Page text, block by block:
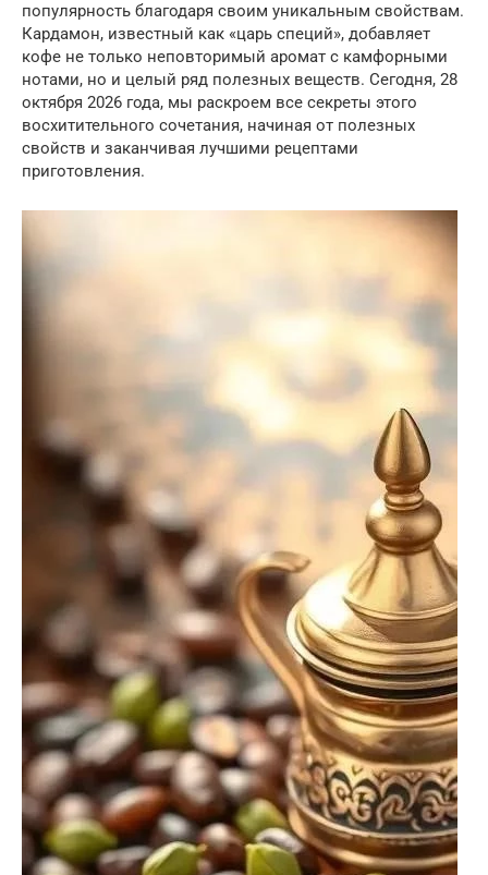
популярность благодаря своим уникальным свойствам.
Кардамон, известный как «царь специй», добавляет
кофе не только неповторимый аромат с камфорными
нотами, но и целый ряд полезных веществ. Сегодня, 28
октября 2026 года, мы раскроем все секреты этого
восхитительного сочетания, начиная от полезных
свойств и заканчивая лучшими рецептами
приготовления.